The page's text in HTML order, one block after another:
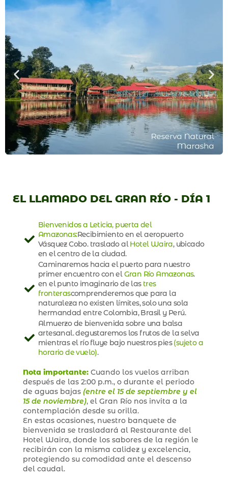
EL LLAMADO DEL GRAN RÍO - DÍA 1
Bienvenidos a Leticia, puerta del
Amazonas:Recibimiento en el aeropuerto
Vásquez Cobo. traslado alHotel Waira, ubicado
en el centro de la ciudad.
Caminaremos hacia el puerto para nuestro
primer encuentro con elGran Río Amazonas.
en el punto imaginario de las tres
fronterascomprenderemos que para la
naturaleza no existen límites, solo una sola
hermandad entre Colombia, Brasil y Perú.
Almuerzo de bienvenida sobre una balsa
artesanal. degustaremos los frutos de la selva
mientras el río fluye bajo nuestros pies(sujeto a
horario de vuelo).
Nota importante: Cuando los vuelos arriban
después de las 2:00 p.m., o durante el periodo
de aguas bajas (entre el 15 de septiembre y el
15 de noviembre), el Gran Río nos invita a la
contemplación desde su orilla.
En estas ocasiones, nuestro banquete de
bienvenida se trasladará al Restaurante del
Hotel Waira, donde los sabores de la región le
recibirán con la misma calidez y excelencia,
protegiendo su comodidad ante el descenso
del caudal.